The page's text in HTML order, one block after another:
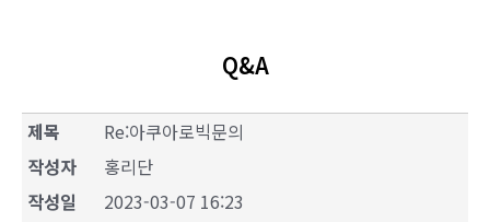
Q&A
제목
Re:아쿠아로빅문의
작성자
홍리단
작성일
2023-03-07 16:23